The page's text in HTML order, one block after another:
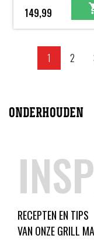
149,99
1 2
ONDERHOUDEN
RECEPTEN EN TIPS
VAN ONZE GRILL